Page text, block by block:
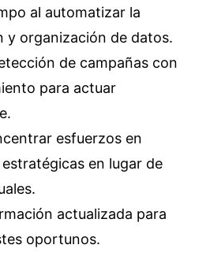
al automatizar la
y organización de datos.
de campañas con
para actuar
esfuerzos en
en lugar de
actualizada para
oportunos.